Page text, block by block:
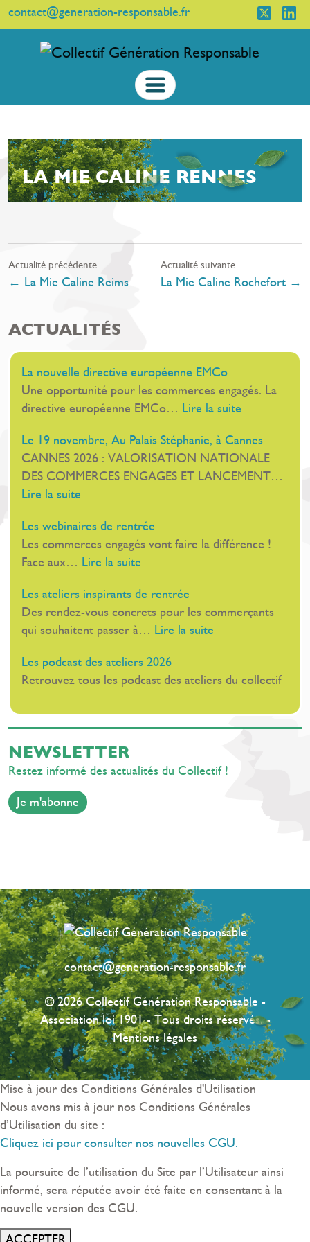
contact@generation-responsable.fr
LA MIE CALINE RENNES
Actualité précédente
← La Mie Caline Reims
Actualité suivante
La Mie Caline Rochefort →
ACTUALITÉS
La nouvelle directive européenne EMCo
Une opportunité pour les commerces engagés. La
directive européenne EMCo… Lire la suite
nouvelle
directive
européenne
Le 19 novembre, Au Palais Stéphanie, à Cannes
CANNES 2026 : VALORISATION NATIONALE
DES COMMERCES ENGAGES ET LANCEMENT…
Lire la suite
19
novembre,
Au
Stéphanie,
à
Cannes
Les webinaires de rentrée
Les commerces engagés vont faire la différence !
Face aux… Lire la suite
webinaires
de
rentrée
Les ateliers inspirants de rentrée
Des rendez-vous concrets pour les commerçants
qui souhaitent passer à… Lire la suite
inspirants
Les podcast des ateliers 2026
Retrouvez tous les podcast des ateliers du collectif
NEWSLETTER
Restez informé des actualités du Collectif !
Je m'abonne
contact@generation-responsable.fr
© 2026 Collectif Génération Responsable -
Association loi 1901 - Tous droits réservés. -
Mentions légales
Mise à jour des Conditions Générales d'Utilisation
Nous avons mis à jour nos Conditions Générales
d’Utilisation du site :
Cliquez ici pour consulter nos nouvelles CGU.
La poursuite de l’utilisation du Site par l’Utilisateur ainsi
informé, sera réputée avoir été faite en consentant à la
nouvelle version des CGU.